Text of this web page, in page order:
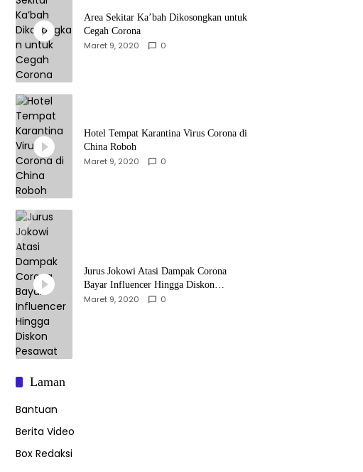
Area Sekitar Ka’bah Dikosongkan untuk
Cegah Corona
Maret 9, 2020 0
Hotel Tempat Karantina Virus Corona di
China Roboh
Maret 9, 2020 0
Jurus Jokowi Atasi Dampak Corona
Bayar Influencer Hingga Diskon
Pesawat
Maret 9, 2020 0
Laman
Bantuan
Berita Video
Box Redaksi